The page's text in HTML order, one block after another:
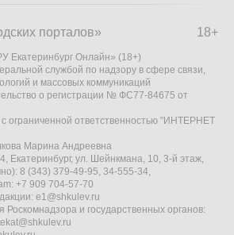
18+
порталов»
Екатеринбург Онлайн» (18+)
службой по надзору в сфере связи,
и массовых коммуникаций
о регистрации № ФС77-84675 от
ограниченной ответственностью "ИНТЕРНЕТ
Марина Андреевна
Екатеринбург, ул. Шейнкмана, 10, 3-й этаж,
8 (343) 379-49-95, 34-555-34,
+7 909 704-57-70
e1@shkulev.ru
Роскомнадзора и государственных органов: